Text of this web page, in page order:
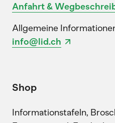
Anfahrt &
Allgemeine
info@lid.ch
Shop
Informationstafeln,